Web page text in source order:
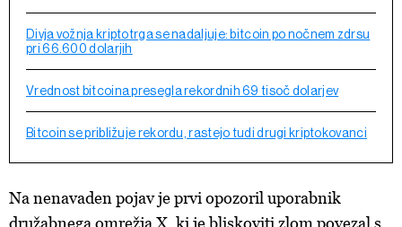
Divja vožnja kriptotrga se nadaljuje: bitcoin po nočnem zdrsu
pri 66.600 dolarjih
Vrednost bitcoina presegla rekordnih 69 tisoč dolarjev
Bitcoin se približuje rekordu, rastejo tudi drugi kriptokovanci
Na nenavaden pojav je prvi opozoril uporabnik
družabnega omrežja X, ki je bliskoviti zlom povezal s